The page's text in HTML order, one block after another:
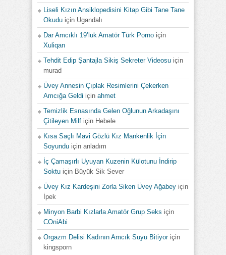
Liseli Kızın Ansiklopedisini Kitap Gibi Tane Tane
Okudu için Ugandalı
Dar Amcıklı 19’luk Amatör Türk Porno için
Xuliqan
Tehdit Edip Şantajla Sikiş Sekreter Videosu için
murad
Üvey Annesin Çıplak Resimlerini Çekerken
Amcığa Geldi için ahmet
Temizlik Esnasında Gelen Oğlunun Arkadaşını
Çitileyen Milf için Hebele
Kısa Saçlı Mavi Gözlü Kız Mankenlik İçin
Soyundu için anladım
İç Çamaşırlı Uyuyan Kuzenin Külotunu İndirip
Soktu için Büyük Sik Sever
Üvey Kız Kardeşini Zorla Siken Üvey Ağabey için
İpek
Minyon Barbi Kızlarla Amatör Grup Seks için
COniAbi
Orgazm Delisi Kadının Amcık Suyu Bitiyoriçin
kingsporn